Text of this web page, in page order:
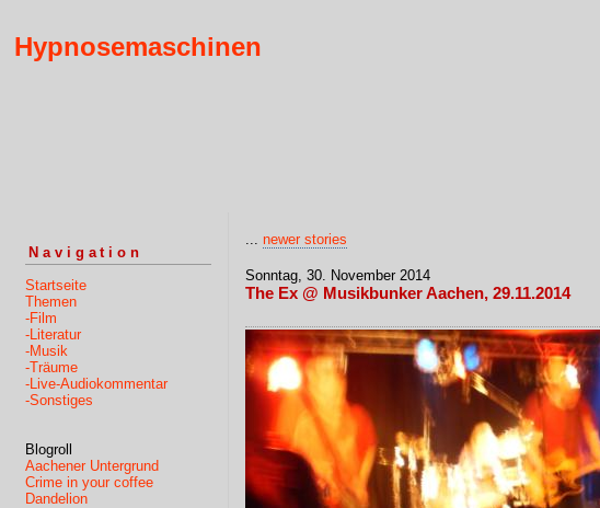
Hypnosemaschinen
Navigation
Startseite
Themen
-Film
-Literatur
-Musik
-Träume
-Live-Audiokommentar
-Sonstiges
Blogroll
Aachener Untergrund
Crime in your coffee
Dandelion
... newer stories
Sonntag, 30. November 2014
The Ex @ Musikbunker Aachen, 29.11.2014